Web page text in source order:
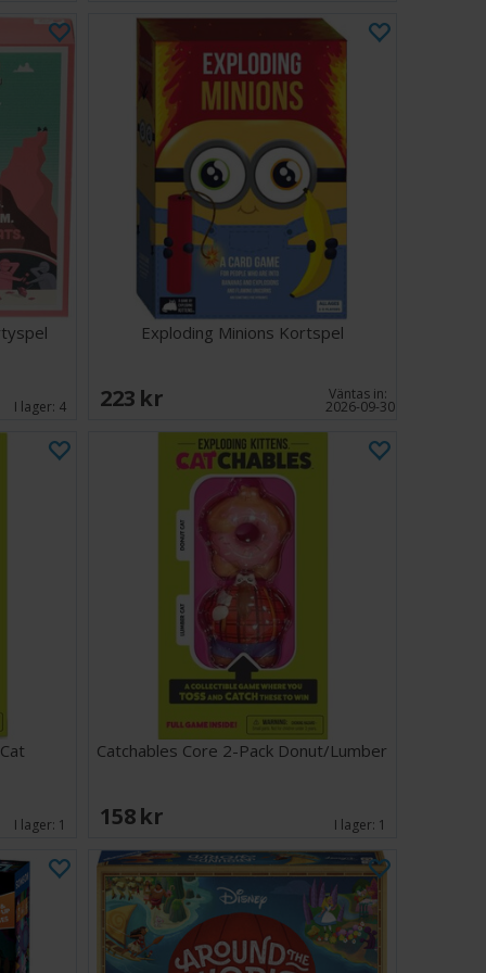
I lager: 4
Exploding Minions Kortspel
223 SEK Väntas in:
2026-09-30
I lager: 1
Catchables Core 2-Pack Donut/Lumber
158 SEK I lager: 1